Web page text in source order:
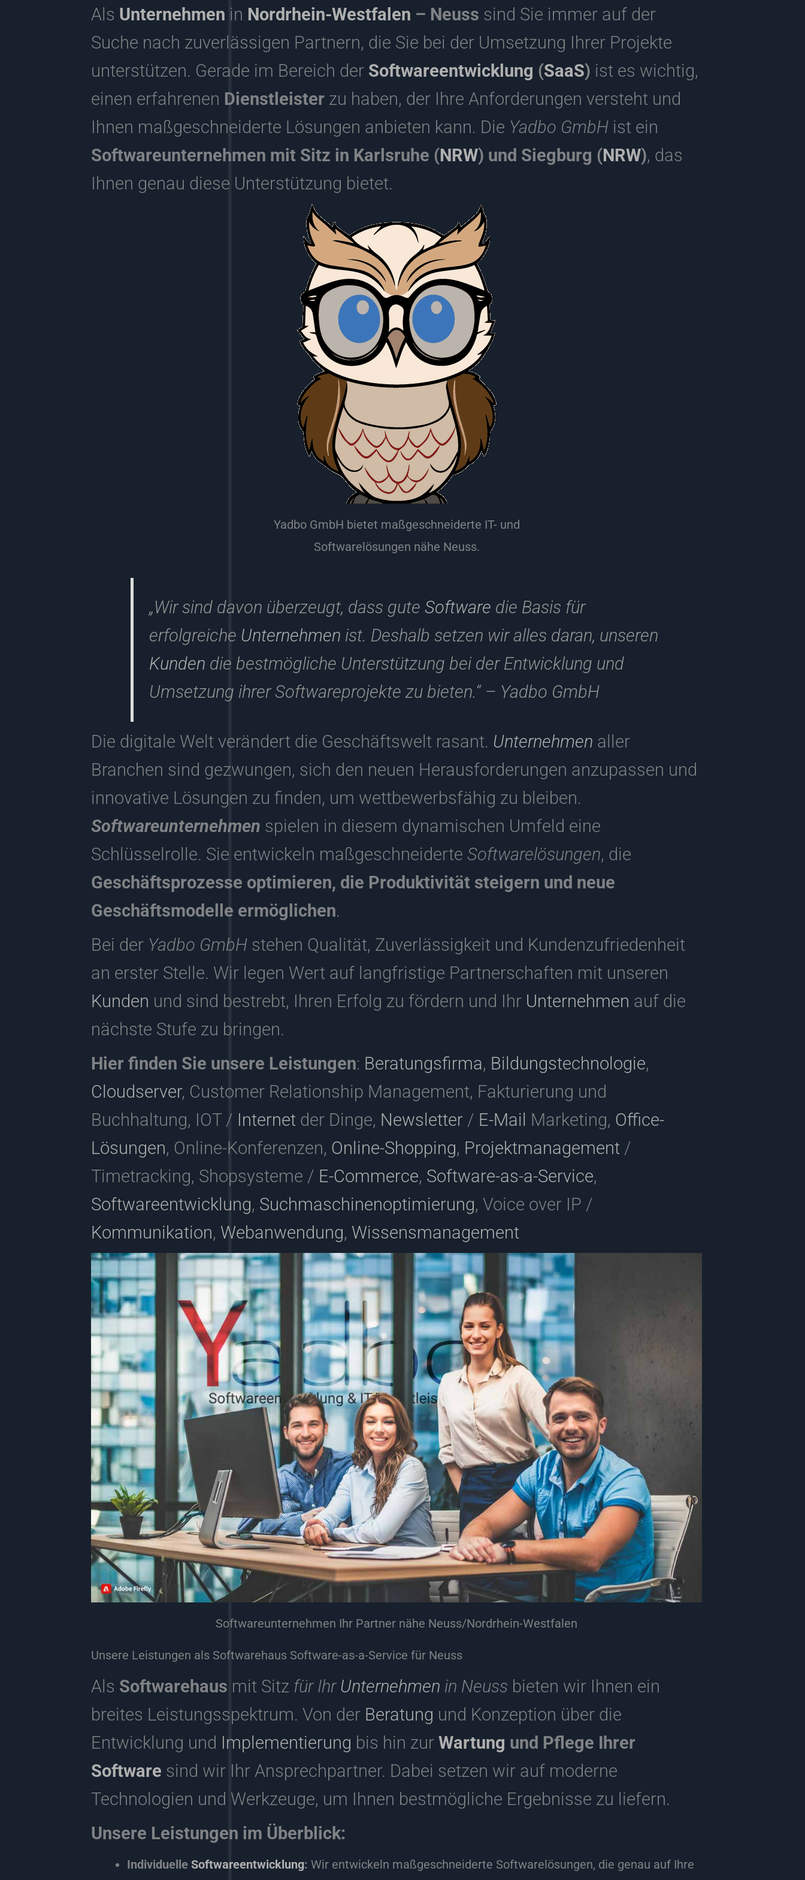
Als Unternehmen in Nordrhein-Westfalen – Neuss sind Sie immer auf der
Suche nach zuverlässigen Partnern, die Sie bei der Umsetzung Ihrer Projekte
unterstützen. Gerade im Bereich der Softwareentwicklung (SaaS) ist es wichtig,
einen erfahrenen Dienstleister zu haben, der Ihre Anforderungen versteht und
Ihnen maßgeschneiderte Lösungen anbieten kann. Die Yadbo GmbH ist ein
Softwareunternehmen mit Sitz in Karlsruhe (NRW) und Siegburg (NRW), das
Ihnen genau diese Unterstützung bietet.
Yadbo GmbH bietet maßgeschneiderte IT- und
Softwarelösungen nähe Neuss.
„Wir sind davon überzeugt, dass guteSoftware die Basis für
erfolgreiche Unternehmen ist. Deshalb setzen wir alles daran, unseren
Kunden die bestmögliche Unterstützung bei der Entwicklung und
Umsetzung ihrer Softwareprojekte zu bieten.“ – Yadbo GmbH
Die digitale Welt verändert die Geschäftswelt rasant. Unternehmen aller
Branchen sind gezwungen, sich den neuen Herausforderungen anzupassen und
innovative Lösungen zu finden, um wettbewerbsfähig zu bleiben.
Softwareunternehmen spielen in diesem dynamischen Umfeld eine
Schlüsselrolle. Sie entwickeln maßgeschneiderte Softwarelösungen, die
Geschäftsprozesse optimieren, die Produktivität steigern und neue
Geschäftsmodelle ermöglichen.
Bei der Yadbo GmbH stehen Qualität, Zuverlässigkeit und Kundenzufriedenheit
an erster Stelle. Wir legen Wert auf langfristige Partnerschaften mit unseren
Kunden und sind bestrebt, Ihren Erfolg zu fördern und Ihr Unternehmen auf die
nächste Stufe zu bringen.
Hier finden Sie unsere Leistungen: Beratungsfirma, Bildungstechnologie,
Cloudserver, Customer Relationship Management, Fakturierung und
Buchhaltung, IOT / Internet der Dinge, Newsletter / E-Mail Marketing, Office-
Lösungen, Online-Konferenzen, Online-Shopping, Projektmanagement /
Timetracking, Shopsysteme / E-Commerce, Software-as-a-Service,
Softwareentwicklung, Suchmaschinenoptimierung, Voice over IP /
Kommunikation, Webanwendung, Wissensmanagement
Softwareunternehmen Ihr Partner nähe Neuss/Nordrhein-Westfalen
Unsere Leistungen als Softwarehaus Software-as-a-Service für Neuss
Als Softwarehaus mit Sitz für Ihr Unternehmen in Neuss bieten wir Ihnen ein
breites Leistungsspektrum. Von der Beratung und Konzeption über die
Entwicklung und Implementierung bis hin zur Wartung und Pflege Ihrer
Software sind wir Ihr Ansprechpartner. Dabei setzen wir auf moderne
Technologien und Werkzeuge, um Ihnen bestmögliche Ergebnisse zu liefern.
Unsere Leistungen im Überblick:
Individuelle Softwareentwicklung: Wir entwickeln maßgeschneiderte Softwarelösungen, die genau auf Ihre